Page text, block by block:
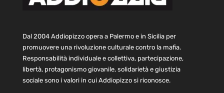
Dal 2004 Addiopizzo opera a Palermo e in Sicilia per
promuovere una rivoluzione culturale contro la mafia.
Responsabilità individuale e collettiva, partecipazione,
libertà, protagonismo giovanile, solidarietà e giustizia
sociale sono i valori in cui Addiopizzo si riconosce.